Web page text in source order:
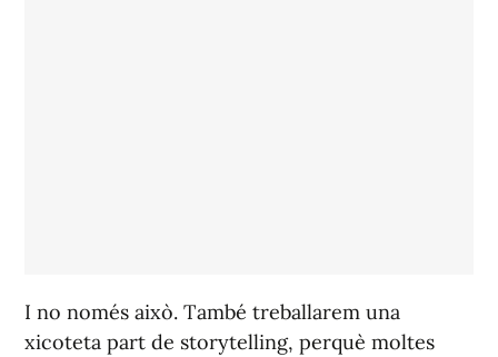
I no només això. També treballarem una
xicoteta part de storytelling, perquè moltes